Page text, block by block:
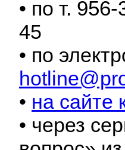
• по т.
45
• по
• на сайте
• через